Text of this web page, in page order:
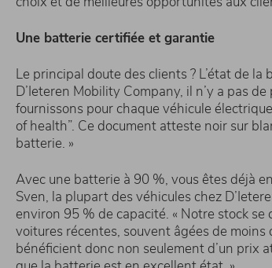
Une batterie certifiée et garantie
Le principal doute des clients ? L’état de la
D’Ieteren Mobility Company, il n’y a pas de
fournissons pour chaque véhicule
of health”. Ce document atteste noir sur
batterie. »
Avec une batterie à 90 %, vous êtes déjà
Sven, la plupart des véhicules chez
environ 95 % de capacité. « Notre stock
voitures récentes, souvent âgées de moins
bénéficient donc non seulement d’un prix